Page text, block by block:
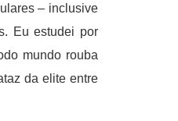
– inclusive
Eu estudei por
mundo rouba
da elite entre